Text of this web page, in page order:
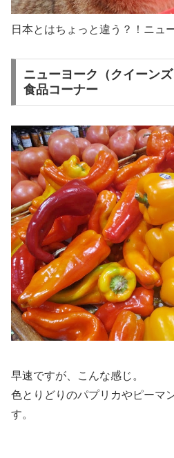
日本とはちょっと違う？！ニュ
ニューヨーク（クイーン
食品コーナー
早速ですが、こんな感じ。
色とりどりのパプリカやピーマ
す。